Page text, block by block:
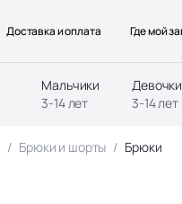
Мальчики
3-14 лет
Девочки
3-14 лет
Доставка и оплата Где мой
Брюки и шорты Брюки